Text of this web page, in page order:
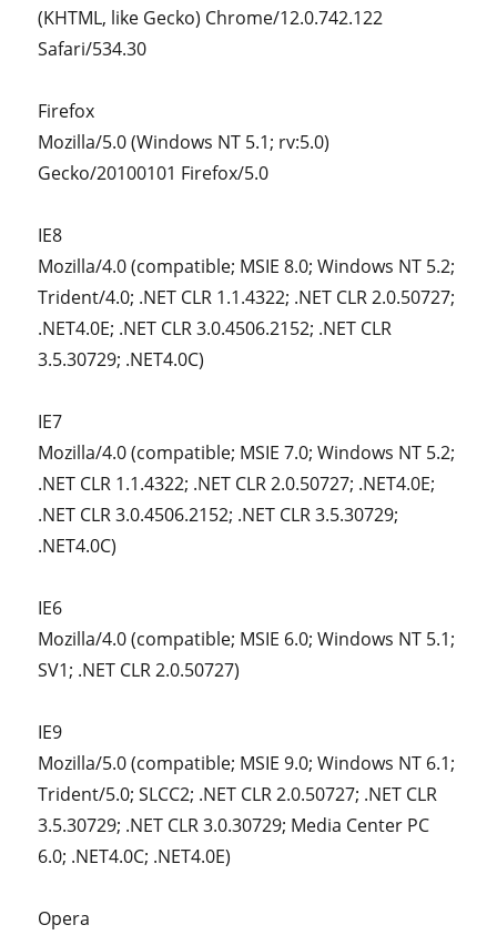
(KHTML, like Gecko) Chrome/12.0.742.122
Safari/534.30
Firefox
Mozilla/5.0 (Windows NT 5.1; rv:5.0)
Gecko/20100101 Firefox/5.0
IE8
Mozilla/4.0 (compatible; MSIE 8.0; Windows NT 5.2;
Trident/4.0; .NET CLR 1.1.4322; .NET CLR 2.0.50727;
.NET4.0E; .NET CLR 3.0.4506.2152; .NET CLR
3.5.30729; .NET4.0C)
IE7
Mozilla/4.0 (compatible; MSIE 7.0; Windows NT 5.2;
.NET CLR 1.1.4322; .NET CLR 2.0.50727; .NET4.0E;
.NET CLR 3.0.4506.2152; .NET CLR 3.5.30729;
.NET4.0C)
IE6
Mozilla/4.0 (compatible; MSIE 6.0; Windows NT 5.1;
SV1; .NET CLR 2.0.50727)
IE9
Mozilla/5.0 (compatible; MSIE 9.0; Windows NT 6.1;
Trident/5.0; SLCC2; .NET CLR 2.0.50727; .NET CLR
3.5.30729; .NET CLR 3.0.30729; Media Center PC
6.0; .NET4.0C; .NET4.0E)
Opera